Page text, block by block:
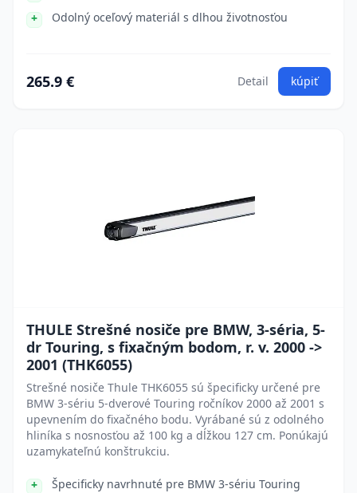
Odolný oceľový materiál s dlhou životnosťou
265.9 € Detail kúpiť
THULE Strešné nosiče pre BMW, 3-séria, 5-
dr Touring, s fixačným bodom, r. v. 2000 ->
2001 (THK6055)
Strešné nosiče Thule THK6055 sú špecificky určené pre
BMW 3-sériu 5-dverové Touring ročníkov 2000 až 2001 s
upevnením do fixačného bodu. Vyrábané sú z odolného
hliníka s nosnosťou až 100 kg a dĺžkou 127 cm. Ponúkajú
uzamykateľnú konštrukciu.
Špecificky navrhnuté pre BMW 3-sériu Touring